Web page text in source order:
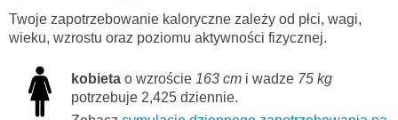
Twoje zapotrzebowanie kaloryczne zależy od płci, wagi,
wieku, wzrostu oraz poziomu aktywności fizycznej.
kobieta o wzroście 163 cm i wadze 75 kg
potrzebuje 2,425 dziennie.